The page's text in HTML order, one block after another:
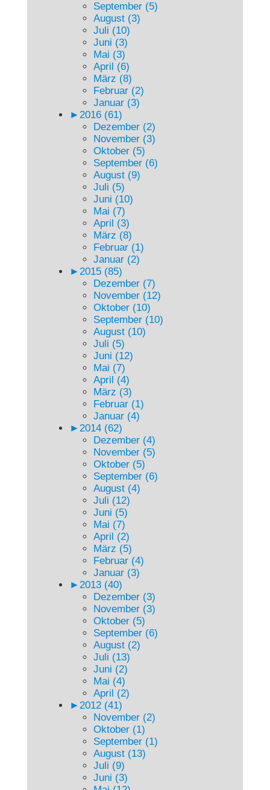
September (5)
August (3)
Juli (10)
Juni (3)
Mai (3)
April (6)
März (8)
Februar (2)
Januar (3)
► 2016 (61)
Dezember (2)
November (3)
Oktober (5)
September (6)
August (9)
Juli (5)
Juni (10)
Mai (7)
April (3)
März (8)
Februar (1)
Januar (2)
► 2015 (85)
Dezember (7)
November (12)
Oktober (10)
September (10)
August (10)
Juli (5)
Juni (12)
Mai (7)
April (4)
März (3)
Februar (1)
Januar (4)
► 2014 (62)
Dezember (4)
November (5)
Oktober (5)
September (6)
August (4)
Juli (12)
Juni (5)
Mai (7)
April (2)
März (5)
Februar (4)
Januar (3)
► 2013 (40)
Dezember (3)
November (3)
Oktober (5)
September (6)
August (2)
Juli (13)
Juni (2)
Mai (4)
April (2)
► 2012 (41)
November (2)
Oktober (1)
September (1)
August (13)
Juli (9)
Juni (3)